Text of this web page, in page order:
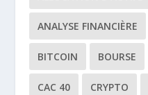
ANALYSE FINANCIÈRE
BITCOIN BOURSE
CAC 40 CRYPTO